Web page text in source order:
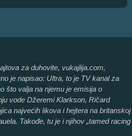
za duhovite, vukajlija.com,
je napisao: Ultra, to je TV kanal za
što valja na njemu je emisija o
vode Džeremi Klarkson, Ričard
najvećih likova i hejtera na britanskoj
Takođe, tu je i njihov „tamed racing